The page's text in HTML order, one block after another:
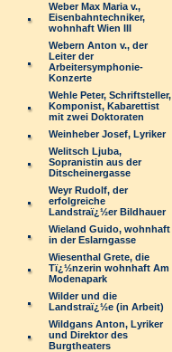
Weber Max Maria v.,
Eisenbahntechniker,
wohnhaft Wien III
Webern Anton v., der
Leiter der
Arbeitersymphonie-
Konzerte
Wehle Peter, Schriftsteller,
Komponist, Kabarettist
mit zwei Doktoraten
Weinheber Josef, Lyriker
Welitsch Ljuba,
Sopranistin aus der
Ditscheinergasse
Weyr Rudolf, der
erfolgreiche
Landstraï¿½er Bildhauer
Wieland Guido, wohnhaft
in der Eslarngasse
Wiesenthal Grete, die
Tï¿½nzerin wohnhaft Am
Modenapark
Wilder und die
Landstraï¿½e (in Arbeit)
Wildgans Anton, Lyriker
und Direktor des
Burgtheaters